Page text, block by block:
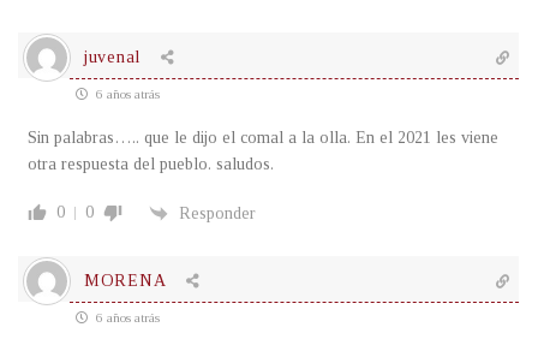
juvenal
6 años atrás
Sin palabras….. que le dijo el comal a la olla. En el 2021 les viene
otra respuesta del pueblo. saludos.
0 0 Responder
MORENA
6 años atrás